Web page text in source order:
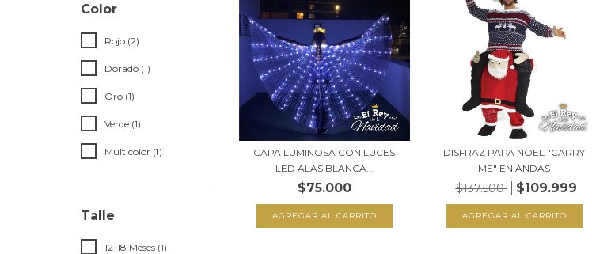
Color
Rojo (2)
Dorado (1)
Oro (1)
Verde (1)
Multicolor (1)
Talle
12-18 Meses (1)
CAPA LUMINOSA CON LUCES
LED ALAS BLANCA...
$75.000
DISFRAZ PAPA NOEL "CARRY
ME" EN ANDAS
$137.500 $109.999